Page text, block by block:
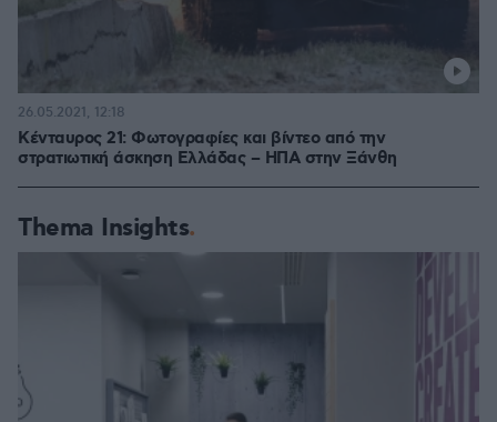
Κένταυρος 21: Φωτογραφίες και βίντεο από την
στρατιωτική άσκηση Ελλάδας – ΗΠΑ στην Ξάνθη
26.05.2021, 12:18
Thema Insights